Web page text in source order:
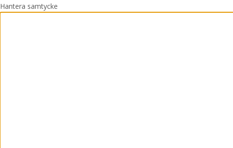
Hantera samtycke